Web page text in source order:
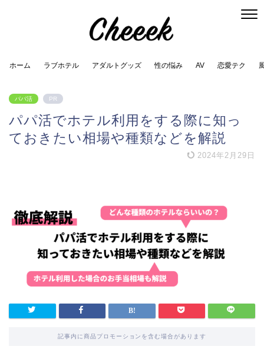
ホーム ラブホテル アダルトグッズ 性の悩み AV 恋愛テク
パパ活 PR
パパ活でホテル利用をする際に知っ
ておきたい相場や種類などを解説
2024年2月29日
記事内に商品プロモーションを含む場合があります